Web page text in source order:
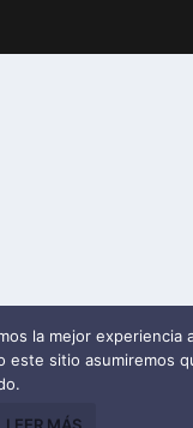
la mejor experiencia
este sitio asumiremos